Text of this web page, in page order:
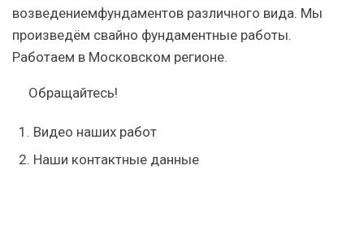
возведениемфундаментов различного вида. Мы
произведём свайно фундаментные работы.
Работаем в Московском регионе.
Обращайтесь!
Видео наших работ
Наши контактные данные